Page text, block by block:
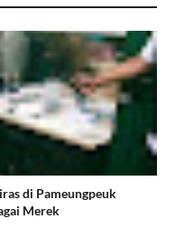
di Pameungpeuk
Merek